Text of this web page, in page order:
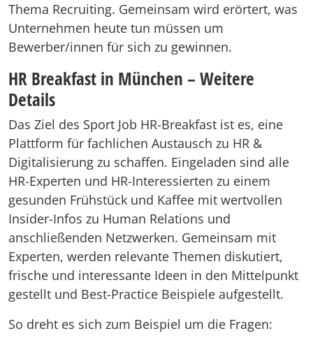
Thema Recruiting. Gemeinsam wird erörtert, was
Unternehmen heute tun müssen um
Bewerber/innen für sich zu gewinnen.
HR Breakfast in München – Weitere
Details
Das Ziel des Sport Job HR-Breakfast ist es, eine
Plattform für fachlichen Austausch zu HR &
Digitalisierung zu schaffen. Eingeladen sind alle
HR-Experten und HR-Interessierten zu einem
gesunden Frühstück und Kaffee mit wertvollen
Insider-Infos zu Human Relations und
anschließenden Netzwerken. Gemeinsam mit
Experten, werden relevante Themen diskutiert,
frische und interessante Ideen in den Mittelpunkt
gestellt und Best-Practice Beispiele aufgestellt.
So dreht es sich zum Beispiel um die Fragen: